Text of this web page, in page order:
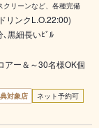
リーンなど、各種完備
リンクL.O.22:00)
黒細長いﾋﾞﾙ
アー＆～30名様OK個
対象店
ネット予約可